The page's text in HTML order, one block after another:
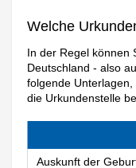
Welche
In der Regel können
Deutschland - also
folgende
die Urkundenstelle
Auskunft der